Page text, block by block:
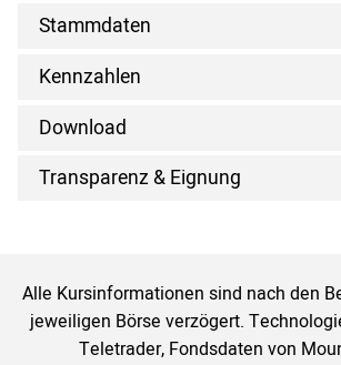
Stammdaten
Kennzahlen
Download
Transparenz & Eignung
Alle Kursinformationen sind nach den
jeweiligen Börse verzögert.
Teletrader, Fondsdaten von